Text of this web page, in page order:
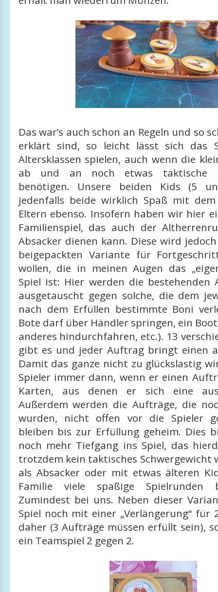
Das war’s auch schon an Regeln und so
erklärt sind, so leicht lässt sich das
Altersklassen spielen, auch wenn die
ab und an noch etwas taktische
benötigen. Unsere beiden Kids (5
jedenfalls beide wirklich Spaß mit
Eltern ebenso. Insofern haben wir hier
Familienspiel, das auch der
Absacker dienen kann. Diese wird
beigepackten Variante für
wollen, die in meinen Augen das
Spiel ist: Hier werden die bestehenden
ausgetauscht gegen solche, die dem
nach dem Erfüllen bestimmte Boni
Bote darf über Händler springen, ein
anderes hindurchfahren, etc.). 13
gibt es und jeder Auftrag bringt einen
Damit das ganze nicht zu glückslastig
Spieler immer dann, wenn er einen
Karten, aus denen er sich eine
Außerdem werden die Aufträge, die
wurden, nicht offen vor die Spieler
bleiben bis zur Erfüllung geheim. Dies
noch mehr Tiefgang ins Spiel, das
trotzdem kein taktisches Schwergewicht
als Absacker oder mit etwas älteren
Familie viele spaßige Spielrunden
Zumindest bei uns. Neben dieser
Spiel noch mit einer „Verlängerung“ für
daher (3 Aufträge müssen erfüllt sein),
ein Teamspiel 2 gegen 2.